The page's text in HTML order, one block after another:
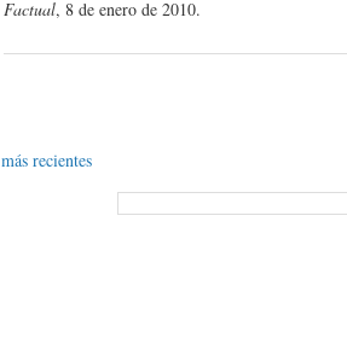
Factual, 8 de enero de 2010.
más recientes